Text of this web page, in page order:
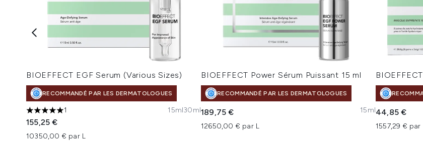
BIOEFFECT EGF Serum (Various Sizes)
RECOMMANDÉ PAR LES DERMATOLOGUES
5 étoiles sur un maximum de 5
1
155,25 €
10350,00 € par L
15ml30ml
BIOEFFECT Power Sérum Puissant 15 ml
RECOMMANDÉ PAR LES DERMATOLOGUES
189,75 €
12650,00 € par L
15ml44,85 €
1557,29 € par